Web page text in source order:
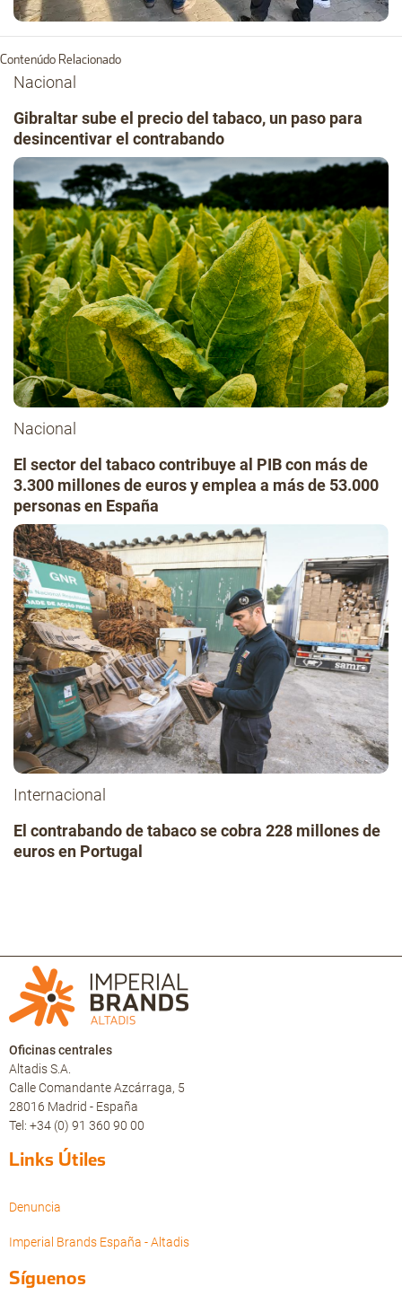
Contenúdo Relacionado
Nacional
Gibraltar sube el precio del tabaco, un paso para
desincentivar el contrabando
Nacional
El sector del tabaco contribuye al PIB con más de
3.300 millones de euros y emplea a más de 53.000
personas en España
Internacional
El contrabando de tabaco se cobra 228 millones de
euros en Portugal
Oficinas centrales
Altadis S.A.
Calle Comandante Azcárraga, 5
28016 Madrid - España
Tel: +34 (0) 91 360 90 00
Links Útiles
Denuncia
Imperial Brands España - Altadis
Síguenos